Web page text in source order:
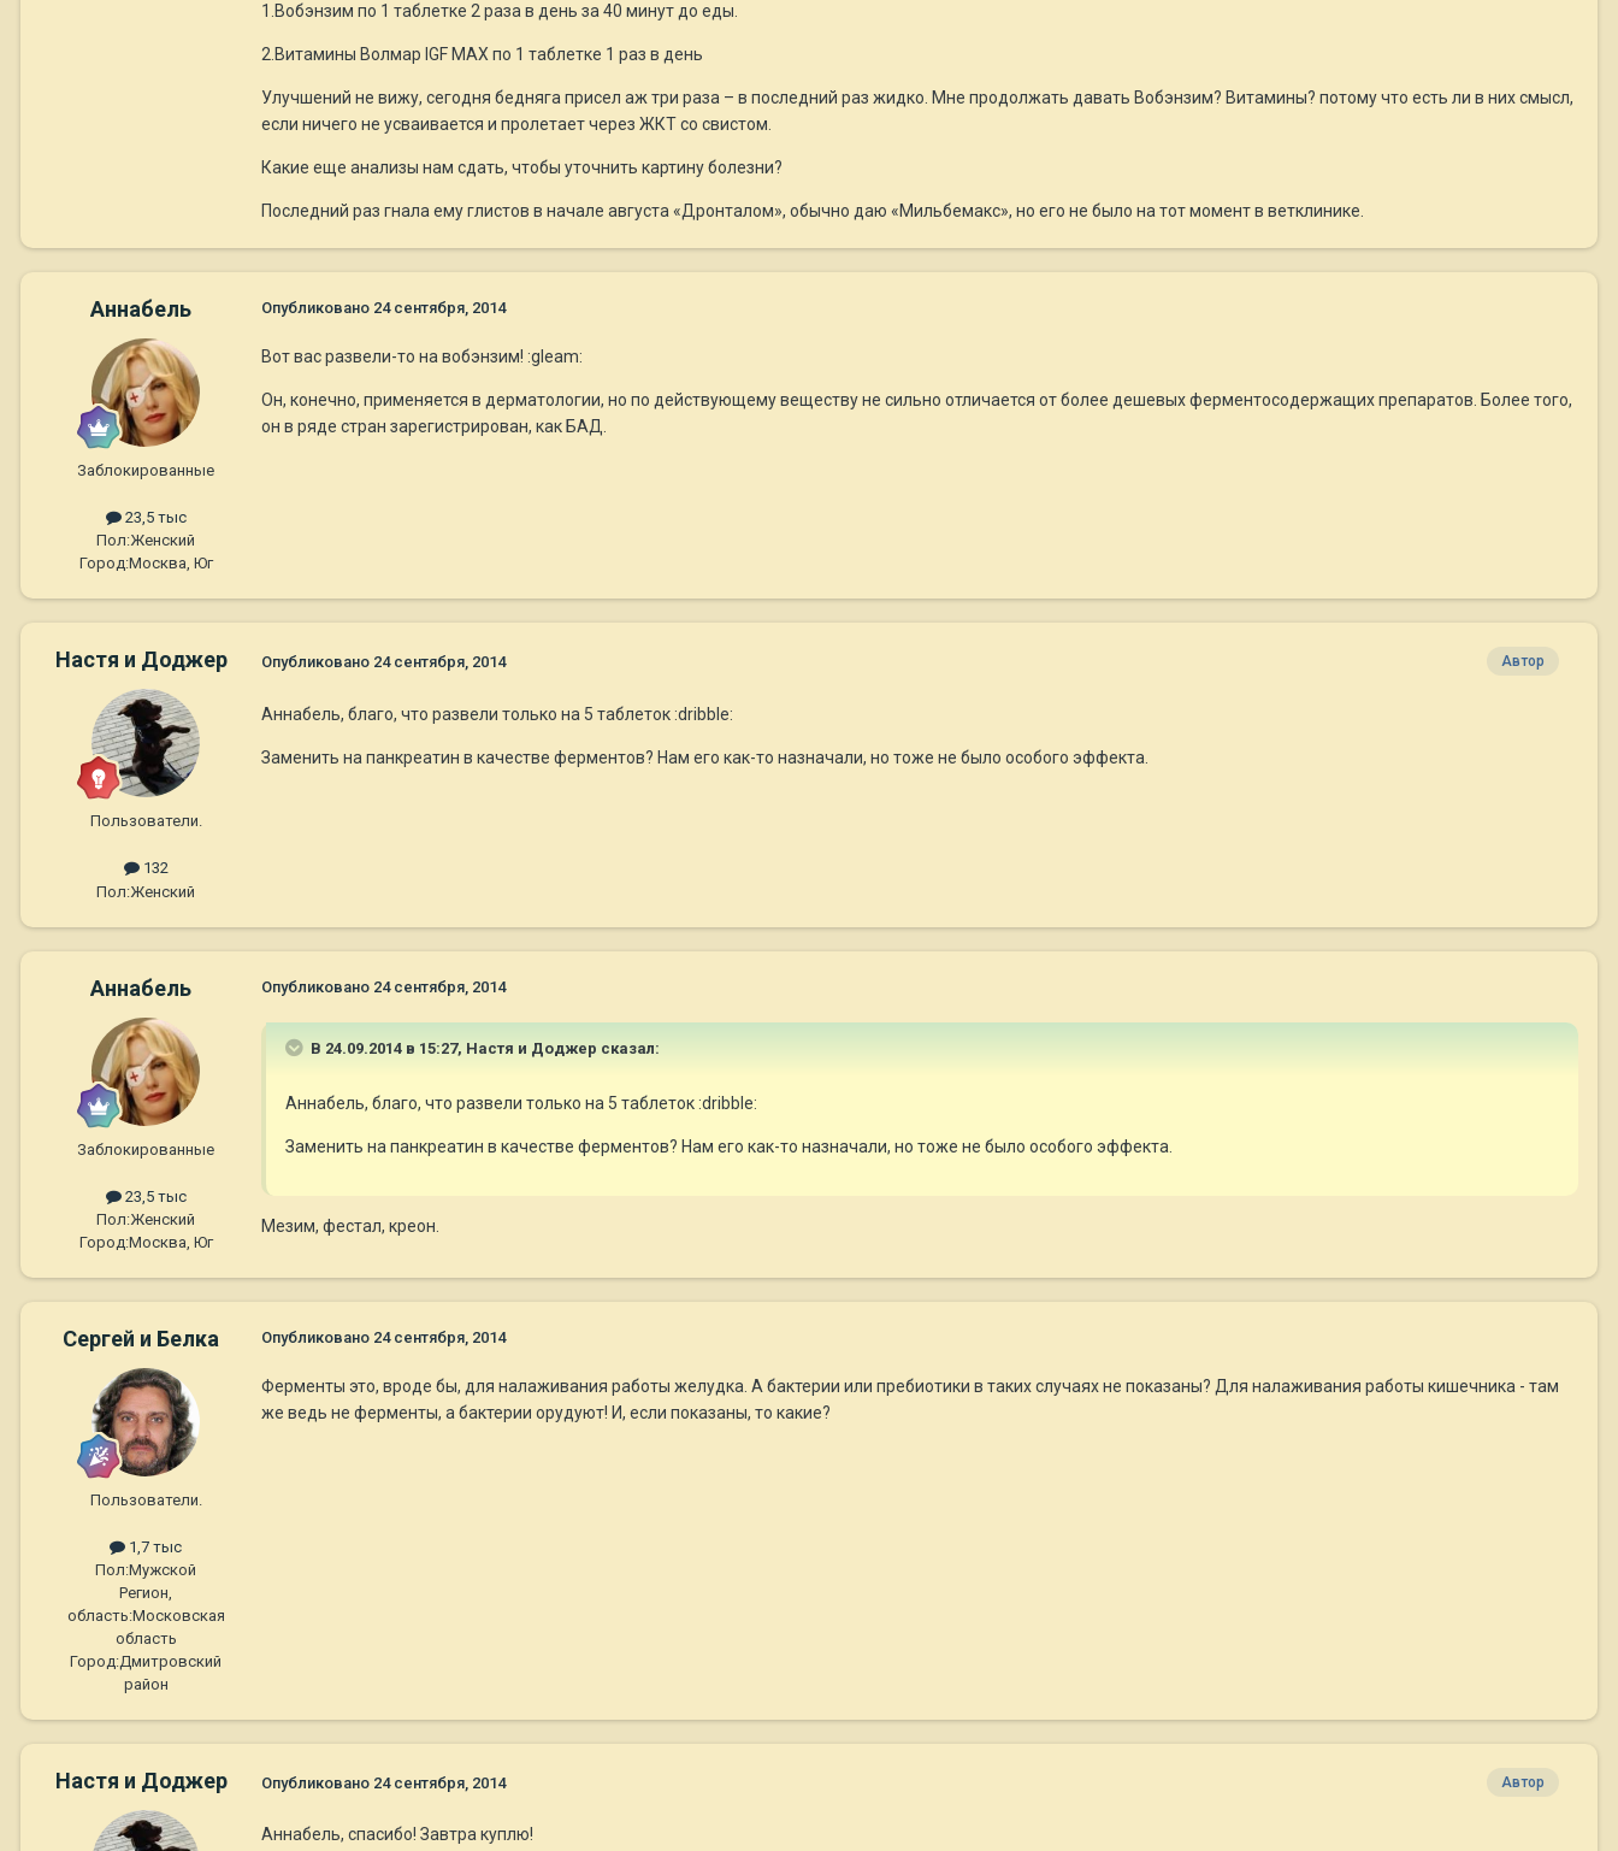
1.Вобэнзим по 1 таблетке 2 раза в день за 40 минут до еды.
2.Витамины Волмар IGF MAX по 1 таблетке 1 раз в день
Улучшений не вижу, сегодня бедняга присел аж три раза – в последний раз жидко. Мне продолжать давать Вобэнзим? Витамины? потому что есть ли в них смысл,
если ничего не усваивается и пролетает через ЖКТ со свистом.
Какие еще анализы нам сдать, чтобы уточнить картину болезни?
Последний раз гнала ему глистов в начале августа «Дронталом», обычно даю «Мильбемакс», но его не было на тот момент в ветклинике.
Aннaбель
Заблокированные
23,5 тыс
Пол:Женский
Город:Москва, Юг
Опубликовано 24 сентября, 2014
Вот вас развели-то на вобэнзим! :gleam:
Он, конечно, применяется в дерматологии, но по действующему веществу не сильно отличается от более дешевых ферментосодержащих препаратов. Более того,
он в ряде стран зарегистрирован, как БАД.
Настя и Доджер
Пользователи.
132
Пол:Женский
Автор
Опубликовано 24 сентября, 2014
Aннaбель, благо, что развели только на 5 таблеток :dribble:
Заменить на панкреатин в качестве ферментов? Нам его как-то назначали, но тоже не было особого эффекта.
Aннaбель
Заблокированные
23,5 тыс
Пол:Женский
Город:Москва, Юг
Опубликовано 24 сентября, 2014
В 24.09.2014 в 15:27, Настя и Доджер сказал:
Aннaбель, благо, что развели только на 5 таблеток :dribble:
Заменить на панкреатин в качестве ферментов? Нам его как-то назначали, но тоже не было особого эффекта.
Мезим, фестал, креон.
Сергей и Белка
Пользователи.
1,7 тыс
Пол:Мужской
Регион,
область:Московская
область
Город:Дмитровский
район
Опубликовано 24 сентября, 2014
Ферменты это, вроде бы, для налаживания работы желудка. А бактерии или пребиотики в таких случаях не показаны? Для налаживания работы кишечника - там
же ведь не ферменты, а бактерии орудуют! И, если показаны, то какие?
Настя и Доджер Автор
Опубликовано 24 сентября, 2014
Aннaбель, спасибо! Завтра куплю!